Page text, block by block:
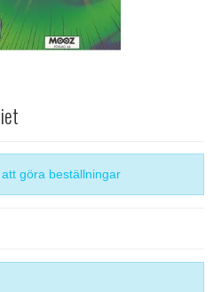
göra beställningar